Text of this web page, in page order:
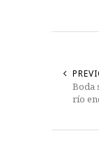
Boda
río